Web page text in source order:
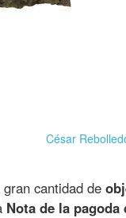
César
cantidad de
Nota de la